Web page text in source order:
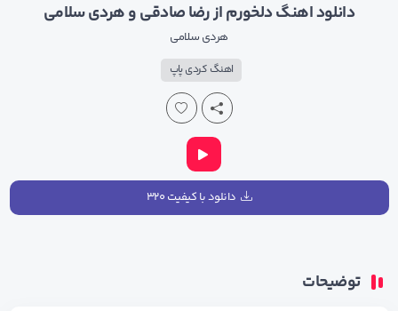
دانلود اهنگ دلخورم از رضا صادقی و هردی سلامی
هردی سلامی
اهنگ کردی پاپ
دانلود با کیفیت ۳۲۰
توضیحات